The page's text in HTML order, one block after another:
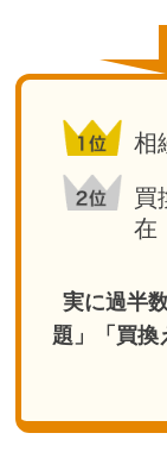
相
買
在
実に過半
題」「買換